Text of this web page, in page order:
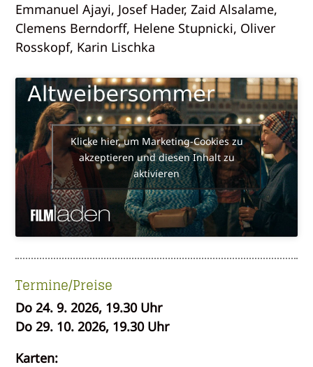
Emmanuel Ajayi, Josef Hader, Zaid Alsalame,
Clemens Berndorff, Helene Stupnicki, Oliver
Rosskopf, Karin Lischka
Klicke hier, um Marketing-Cookies zu
akzeptieren und diesen Inhalt zu
aktivieren
Termine/Preise
Do 24. 9. 2026, 19.30 Uhr
Do 29. 10. 2026, 19.30 Uhr
Karten: